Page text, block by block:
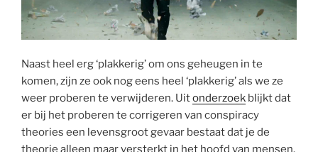
Naast heel erg ‘plakkerig’ om ons geheugen in te
komen, zijn ze ook nog eens heel ‘plakkerig’ als we ze
weer proberen te verwijderen. Uitonderzoek blijkt dat
er bij het proberen te corrigeren van conspiracy
theories een levensgroot gevaar bestaat dat je de
theorie alleen maar versterkt in het hoofd van mensen.